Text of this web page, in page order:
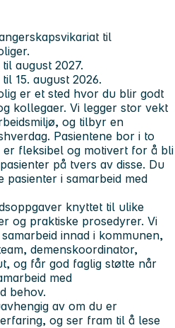
til
august 2027.
15. august 2026.
er et sted hvor du blir godt
kollegaer. Vi legger stor vekt
og tilbyr en
Pasientene bor i to
er fleksibel og motivert for å bli
på tvers av disse. Du
i samarbeid med
knyttet til ulike
og praktiske prosedyrer. Vi
innad i kommunen,
demenskoordinator,
og får god faglig støtte når
med
behov.
av om du er
og ser fram til å lese